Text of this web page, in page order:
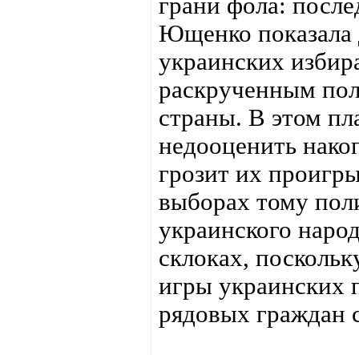
грани фола:
Ющенко показала
украинских
раскрученным
страны. В этом
недооценить
грозит их
выборах тому
украинского
склоках,
игры украинских
рядовых граждан